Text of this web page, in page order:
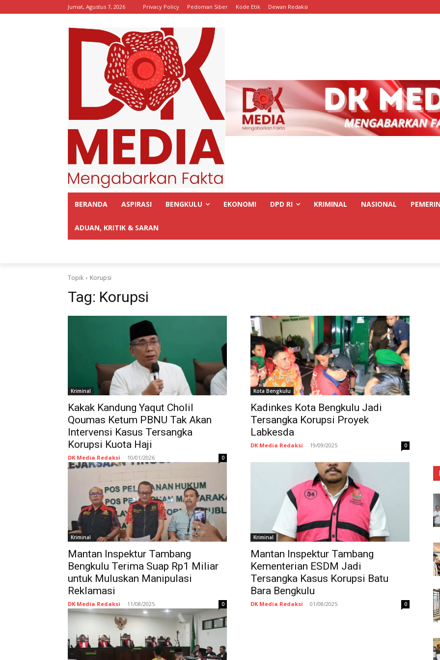
Jumat, Agustus 7, 2026 Privacy Policy Pedoman Siber Kode Etik Dewan Redaksi
BERANDA ASPIRASI BENGKULU EKONOMI DPD RI KRIMINAL NASIONAL
ADUAN, KRITIK & SARAN
Topik Korupsi
Tag: Korupsi
Kriminal
Kakak Kandung Yaqut Cholil
Qoumas Ketum PBNU Tak Akan
Intervensi Kasus Tersangka
Korupsi Kuota Haji
DK Media Redaksi - 10/01/2026 0
Kota Bengkulu
Kadinkes Kota Bengkulu Jadi
Tersangka Korupsi Proyek
Labkesda
DK Media Redaksi - 19/09/2025 0
Kriminal
Mantan Inspektur Tambang
Bengkulu Terima Suap Rp1 Miliar
untuk Muluskan Manipulasi
Reklamasi
DK Media Redaksi - 11/08/2025 0
Kriminal
Mantan Inspektur Tambang
Kementerian ESDM Jadi
Tersangka Kasus Korupsi Batu
Bara Bengkulu
DK Media Redaksi - 01/08/2025 0